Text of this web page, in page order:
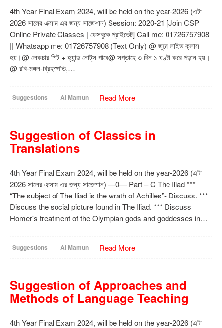
4th Year Final Exam 2024, will be held on the year-2026 (এটা
2026 সালের এক্সাম এর জন্য সাজেশান) Session: 2020-21 [Join CSP
Online Private Classes | ফেসবুকে প্রাইভেট] Call me: 01726757908
|| Whatsapp me: 01726757908 (Text Only) @ জুমে লাইভ ক্লাস
হয়।@ লেকচার শিট + হ্যান্ড নোট্‌স পাবে@ সপ্তাহে ৩ দিন ১ ঘণ্টা করে পড়ান হয়।
@ রবি-মঙ্গল-ব্রিহস্পতি,…
Suggestions Al Mamun Read More
Suggestion of Classics in
Translations
4th Year Final Exam 2024, will be held on the year-2026 (এটা
2026 সালের এক্সাম এর জন্য সাজেশান) —0— Part – C The Iliad ***
“The subject of The Iliad is the wrath of Achilles”- Discuss. ***
Discuss the social picture found in The Iliad. *** Discuss
Homer's treatment of the Olympian gods and goddesses in…
Suggestions Al Mamun Read More
Suggestion of Approaches and
Methods of Language Teaching
4th Year Final Exam 2024, will be held on the year-2026 (এটা